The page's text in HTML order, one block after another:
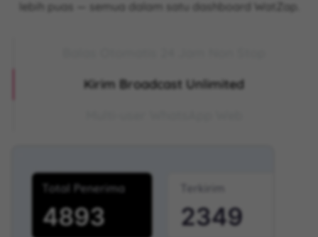
lebih puas — semua dalam satu dashboard WatZap.
Kirim Broadcast Unlimited